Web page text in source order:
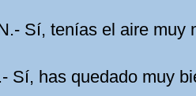
Sí, tenías el aire muy
Sí, has quedado muy